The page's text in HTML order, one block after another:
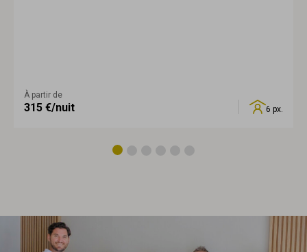
À partir de
315 €/nuit 6 px.